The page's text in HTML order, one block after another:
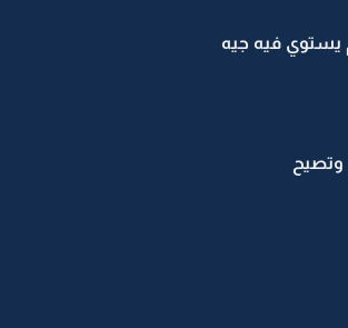
فيه جيه
وتصيح